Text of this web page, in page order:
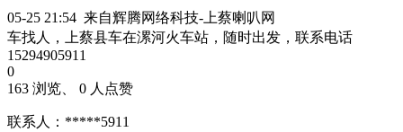
05-25 21:54 来自辉腾网络科技-上蔡喇叭网
车找人，上蔡县车在漯河火车站，随时出发，联系电话
15294905911
0
163 浏览、 0 人点赞
联系人：*****5911